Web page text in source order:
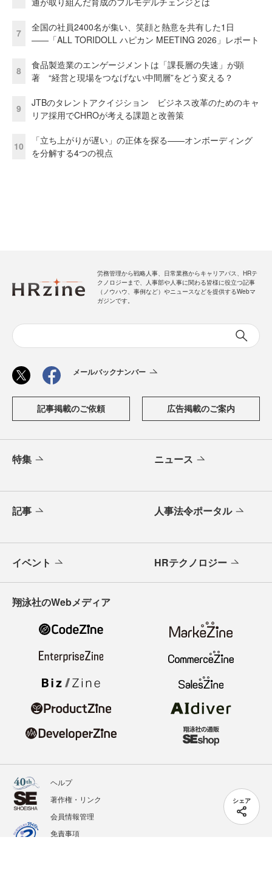
シェア
7
全国の社員2400名が集い、笑顔と熱意を共有した1日
――「ALL TORIDOLL ハピカン MEETING 2026」レポート
8
食品製造業のエンゲージメントは「課長層の失速」が顕
著 “経営と現場をつなげない中間層”をどう変える？
9
JTBのタレントアクイジション ビジネス改革のためのキャ
リア採用でCHROが考える課題と改善策
10
「立ち上がりが遅い」の正体を探る——オンボーディング
を分解する4つの視点
労務管理から戦略人事、日常業務からキャリアパス、HRテ
クノロジーまで、人事部や人事に関わる皆様に役立つ記事
（ノウハウ、事例など）やニュースなどを提供するWebマ
ガジンです。
メールバックナンバー
記事掲載のご依頼 広告掲載のご案内
特集 ニュース
記事 人事法令ポータル
イベント HRテクノロジー
翔泳社のWebメディア
ヘルプ
著作権・リンク
会員情報管理
免責事項